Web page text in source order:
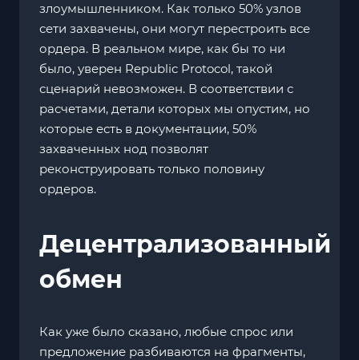
злоумышленником. Как только 50% узлов
сети захвачены, они могут перестроить все
ордера. В реальном мире, как бы то ни
было, уверен Republic Protocol, такой
сценарий невозможен. В соответствии с
расчетами, детали которых мы опустим, но
которые есть в документации, 50%
захваченных нод позволят
реконструировать только половину
ордеров.
Децентрализованный
обмен
Как уже было сказано, любые спрос или
предложение разбиваются на фрагменты,